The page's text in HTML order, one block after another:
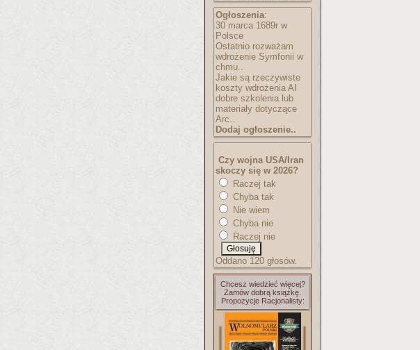
Ogłoszenia:
30 marca 1689r w
Polsce
Ostatnio rozważam
wdrożenie Symfonii w
chmu..
Jakie są rzeczywiste
koszty wdrożenia AI
dobre szkolenia lub
materiały dotyczące
Arc..
Dodaj ogłoszenie..
Czy wojna USA/Iran
skoczy się w 2026?
Raczej tak
Chyba tak
Nie wiem
Chyba nie
Raczej nie
Oddano 120 głosów.
Chcesz wiedzieć więcej?
Zamów dobrą książkę.
Propozycje Racjonalisty: